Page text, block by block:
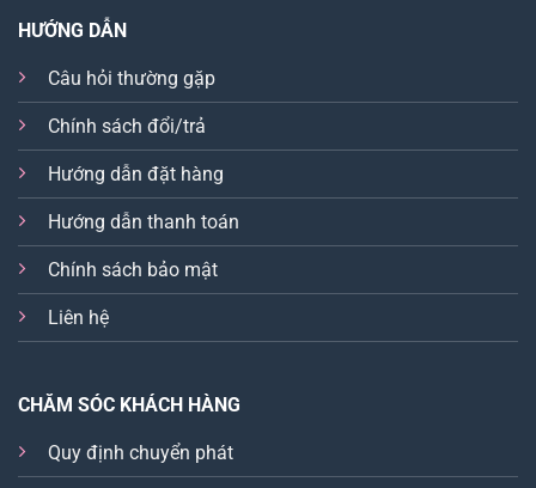
HƯỚNG DẪN
Câu hỏi thường gặp
Chính sách đổi/trả
Hướng dẫn đặt hàng
Hướng dẫn thanh toán
Chính sách bảo mật
Liên hệ
CHĂM SÓC KHÁCH HÀNG
Quy định chuyển phát